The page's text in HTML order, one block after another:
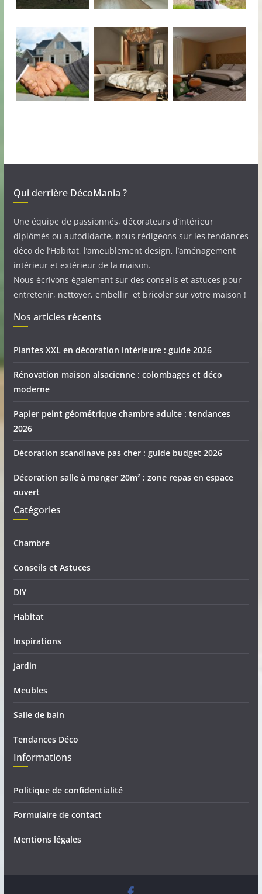
Qui derrière DécoMania ?
Une équipe de passionnés, décorateurs d’intérieur
diplômés ou autodidacte, nous rédigeons sur les tendances
déco de l’Habitat, l’ameublement design, l’aménagement
intérieur et extérieur de la maison.
Nous écrivons également sur des conseils et astuces pour
entretenir, nettoyer, embellir et bricoler sur votre maison !
Nos articles récents
Plantes XXL en décoration intérieure : guide 2026
Rénovation maison alsacienne : colombages et déco
moderne
Papier peint géométrique chambre adulte : tendances
2026
Décoration scandinave pas cher : guide budget 2026
Décoration salle à manger 20m² : zone repas en espace
ouvert
Catégories
Chambre
Conseils et Astuces
DIY
Habitat
Inspirations
Jardin
Meubles
Salle de bain
Tendances Déco
Informations
Politique de confidentialité
Formulaire de contact
Mentions légales